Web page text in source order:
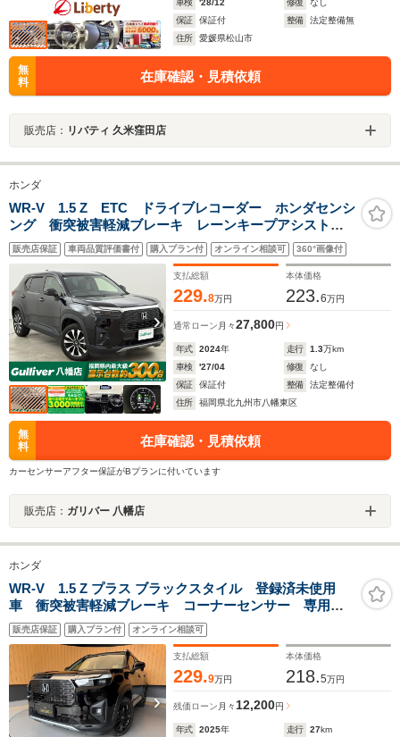
車検
'28/12 修復
なし
保証
保証付 整備
法定整備無
住所
愛媛県松山市
無
料
在庫確認・見積依頼
販売店： リバティ 久米窪田店
ホンダ
WR-V 1.5 Z ETC ドライブレコーダー ホンダセンシ
ング 衝突被害軽減ブレーキ レーンキープアシスト
レーダークルーズコントロール ハーフレザーシート
オートライト LEDヘッドライト フォグランプ VDC
販売店保証 車両品質評価書付 購入プラン付 オンライン相談可 360°画像付
支払総額
229.8万円
本体価格
223.6万円
通常ローン 月々27,800円
年式 2024年 走行 1.3万km
車検
'27/04 修復
なし
保証
保証付 整備
法定整備付
住所
福岡県北九州市八幡東区
無
料
在庫確認・見積依頼
カーセンサーアフター保証がBプランに付いています
販売店： ガリバー 八幡店
ホンダ
WR-V 1.5 Z プラス ブラックスタイル 登録済未使用
車 衝突被害軽減ブレーキ コーナーセンサー 専用エ
クステリア アルミホイール アダクティブクルーズコ
ントロール LEDヘッドライト 横滑り防止機能 電動
格納ドアミラー オートエアコン
販売店保証 購入プラン付 オンライン相談可
支払総額
229.9万円
本体価格
218.5万円
残価ローン 月々 12,200円
年式 2025年 走行 27km